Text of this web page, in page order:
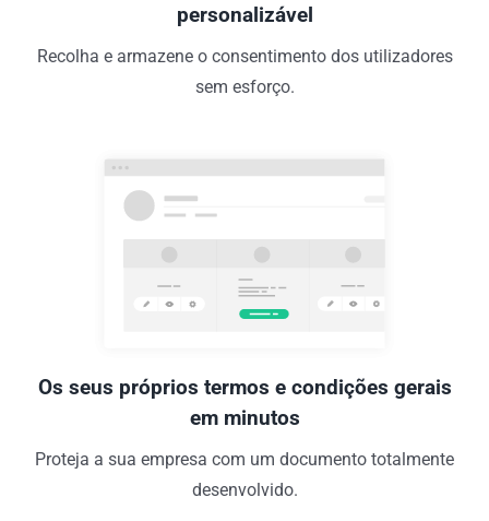
personalizável
Recolha e armazene o consentimento dos utilizadores
sem esforço.
Os seus próprios termos e condições gerais
em minutos
Proteja a sua empresa com um documento totalmente
desenvolvido.